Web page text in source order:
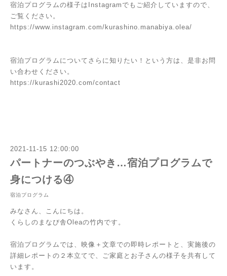
宿泊プログラムの様子はInstagramでもご紹介していますので、
ご覧ください。
https://www.instagram.com/kurashino.manabiya.olea/
宿泊プログラムについてさらに知りたい！という方は、是非お問
い合わせください。
https://kurashi2020.com/contact
2021-11-15 12:00:00
パートナーのつぶやき…宿泊プログラムで
身につける④
宿泊プログラム
みなさん、こんにちは。
くらしのまなび舎Oleaの竹内です。
宿泊プログラムでは、映像＋文章での即時レポートと、実施後の
詳細レポートの２本立てで、ご家庭とお子さんの様子を共有して
います。